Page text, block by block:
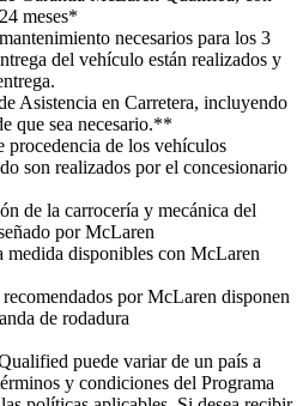
meses*
necesarios para los 3
del vehículo están realizados y
Asistencia en Carretera, incluyendo
que sea necesario.**
procedencia de los vehículos
son realizados por el concesionario
de la carrocería y mecánica del
por McLaren
medida disponibles con McLaren
por McLaren disponen
de rodadura
puede variar de un país a
y condiciones del Programa